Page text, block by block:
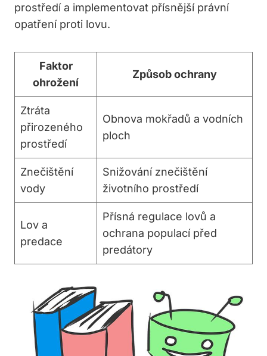
prostředí a implementovat přísnější právní
opatření proti lovu.
Faktor
ohrožení
Způsob ochrany
Ztráta
přirozeného
prostředí
Obnova mokřadů a vodních
ploch
Znečištění
vody
Snižování znečištění
životního prostředí
Lov a
predace
Přísná regulace lovů a
ochrana populací před
predátory